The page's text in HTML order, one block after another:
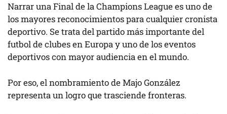
Narrar una Final de la Champions League es uno de
los mayores reconocimientos para cualquier cronista
deportivo. Se trata del partido más importante del
futbol de clubes en Europa y uno de los eventos
deportivos con mayor audiencia en el mundo.
Por eso, el nombramiento de Majo González
representa un logro que trasciende fronteras.